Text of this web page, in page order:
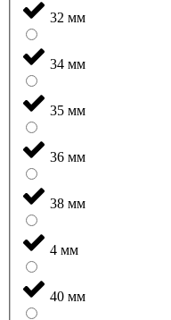
32 мм
34 мм
35 мм
36 мм
38 мм
4 мм
40 мм